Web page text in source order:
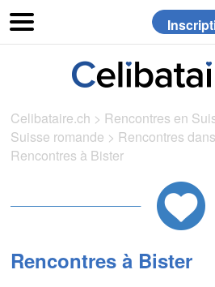
Celibataire.ch > Rencontres en
Suisse romande > Rencontres
Rencontres à Bister
Rencontres à Bister